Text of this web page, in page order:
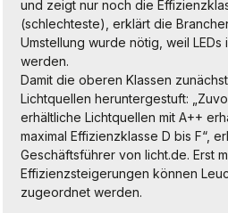
und zeigt nur noch die
(schlechteste), erklärt die
Umstellung wurde nötig, weil LEDs
werden.
Damit die oberen Klassen
Lichtquellen heruntergestuft:
erhältliche Lichtquellen mit A++
maximal Effizienzklasse D bis F“,
Geschäftsführer von licht.de. Erst
Effizienzsteigerungen können
zugeordnet werden.